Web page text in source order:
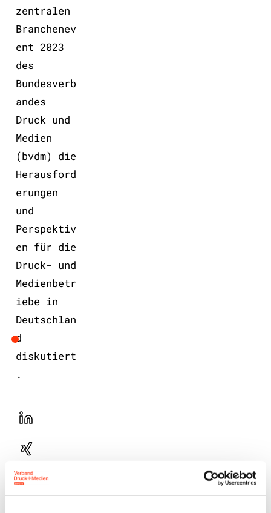
zentralen
Branchenev
ent 2023
des
Bundesverb
andes
Druck und
Medien
(bvdm) die
Herausford
erungen
und
Perspektiv
en für die
Druck- und
Medienbetr
iebe in
Deutschlan
d
diskutiert
.
LinekdIn
Xing
Facebook